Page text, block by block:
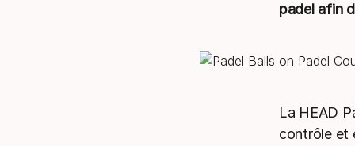
padel afin
La HEAD
contrôle et